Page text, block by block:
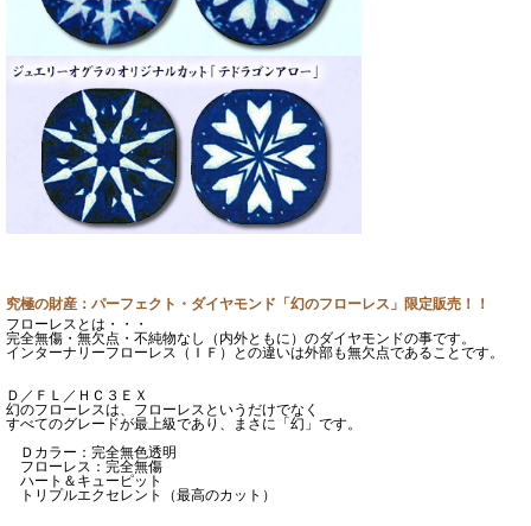
究極の財産：パーフェクト・ダイヤモンド「幻のフローレス」限定販売！！
フローレスとは・・・
完全無傷・無欠点・不純物なし（内外ともに）のダイヤモンドの事です。
インターナリーフローレス（ＩＦ）との違いは外部も無欠点であることです。
Ｄ／ＦＬ／ＨＣ３ＥＸ
幻のフローレスは、フローレスというだけでなく
すべてのグレードが最上級であり、まさに「幻」です。
Ｄカラー：完全無色透明
フローレス：完全無傷
ハート＆キューピット
トリプルエクセレント（最高のカット）